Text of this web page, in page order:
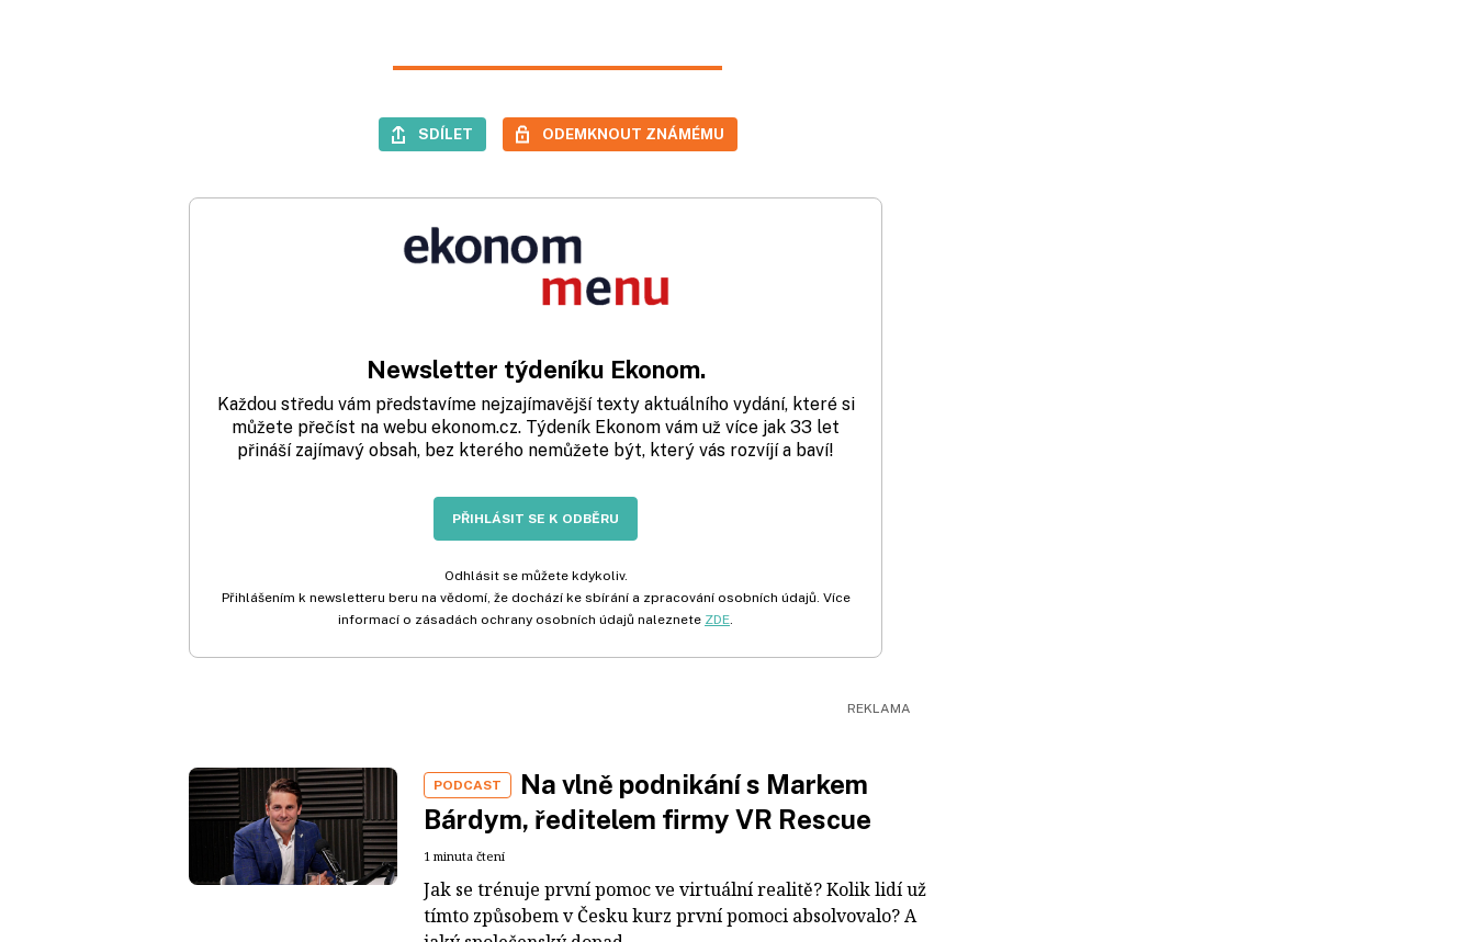
SDÍLET ODEMKNOUT ZNÁMÉMU
Newsletter týdeníku Ekonom.
Každou středu vám představíme nejzajímavější texty aktuálního vydání, které si
můžete přečíst na webu ekonom.cz. Týdeník Ekonom vám už více jak 33 let
přináší zajímavý obsah, bez kterého nemůžete být, který vás rozvíjí a baví!
PŘIHLÁSIT SE K ODBĚRU
Odhlásit se můžete kdykoliv.
Přihlášením k newsletteru beru na vědomí, že dochází ke sbírání a zpracování osobních údajů. Více
informací o zásadách ochrany osobních údajů naleznete ZDE.
PODCAST
Na vlně podnikání s Markem
Bárdym, ředitelem firmy VR Rescue
1 minuta čtení
Jak se trénuje první pomoc ve virtuální realitě? Kolik lidí už
tímto způsobem v Česku kurz první pomoci absolvovalo? A